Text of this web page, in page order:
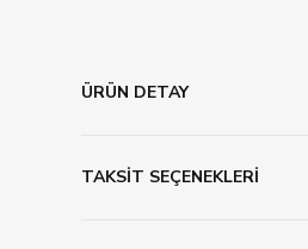
ÜRÜN DETAY
TAKSİT SEÇENEKLERİ